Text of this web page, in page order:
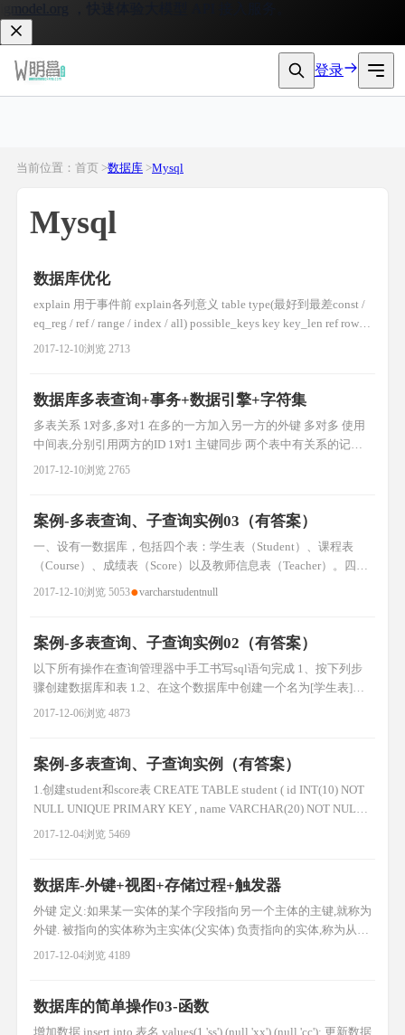
，快速体验大模型 API 接入服务。
登录
当前位置：首页 >数据库 >Mysql
Mysql
数据库优化
explain 用于事件前 explain各列意义 table type(最好到最差const /
eq_reg / ref / range / index / all) possible_keys key key_len ref rows
sql语句优化 1. 避免在where子句中进行null值判断,否则将导致引
2017-12-10浏览 2713
数据库多表查询+事务+数据引擎+字符集
多表关系 1对多,多对1 在多的一方加入另一方的外键 多对多 使用
中间表,分别引用两方的ID 1对1 主键同步 两个表中有关系的记录
id一致 在一方加入 另一方的外键 在另一方加入外键 左连接 left
2017-12-10浏览 2765
案例-多表查询、子查询实例03（有答案）
一、设有一数据库，包括四个表：学生表（Student）、课程表
（Course）、成绩表（Score）以及教师信息表（Teacher）。四个
表的结构分别如表1-1的表（一）~表（四）所示，数据如表1-2的
2017-12-10浏览 5053●varcharstudentnull
案例-多表查询、子查询实例02（有答案）
以下所有操作在查询管理器中手工书写sql语句完成 1、按下列步
骤创建数据库和表 1.2、在这个数据库中创建一个名为[学生表]的
表，由[学号]、[姓名]、[专业]、[班级] 字段组成。[学号] 字段为主
值。 us
2017-12-06浏览 4873
案例-多表查询、子查询实例（有答案）
1.创建student和score表 CREATE TABLE student ( id INT(10) NOT
NULL UNIQUE PRIMARY KEY , name VARCHAR(20) NOT NULL ,
sex VARCHAR(4) , birth YEAR, department VARCHAR(20) , address
2017-12-04浏览 5469
数据库-外键+视图+存储过程+触发器
外键 定义:如果某一实体的某个字段指向另一个主体的主键,就称为
外键. 被指向的实体称为主实体(父实体) 负责指向的实体,称为从实
体(子实体) ==只有InnoDB类型的表才可以使用外键==，mysql默
持数据一致性，完整性，主要目的
2017-12-04浏览 4189
数据库的简单操作03-函数
增加数据 insert into 表名 values(1,'ss'),(null,'xx'),(null,'cc'); 更新数据